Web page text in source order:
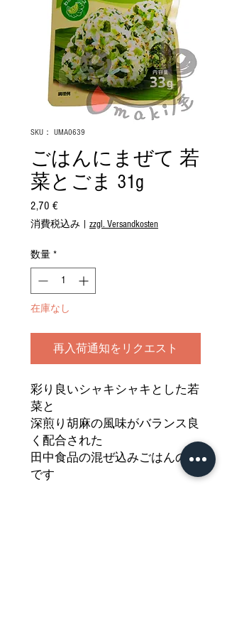
SKU： UMA0639
ごはんにまぜて 若
菜とごま 31g
2,70 €価
格
消費税込み zzgl. Versandkosten
数量 *
在庫なし
再入荷通知をリクエスト
彩り良いシャキシャキとした若
菜と
深煎り胡麻の風味がバランス良
く配合された
田中食品の混ぜ込みごはんの素
です